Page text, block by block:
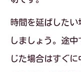
時間を延ばした
しましょう。途
じた場合はすぐ